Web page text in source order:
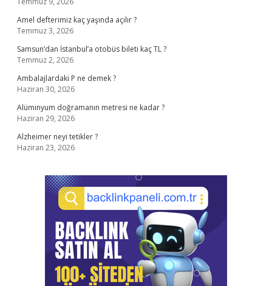
Amel defterimiz kaç yaşında açılır ?
Temmuz 3, 2026
Samsun’dan İstanbul’a otobüs bileti kaç TL ?
Temmuz 2, 2026
Ambalajlardaki P ne demek ?
Haziran 30, 2026
Alüminyum doğramanın metresi ne kadar ?
Haziran 29, 2026
Alzheimer neyi tetikler ?
Haziran 23, 2026